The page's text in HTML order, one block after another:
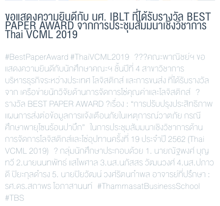
ขอแสดงความยินดีกับ นศ. IBLT ที่ได้รับรางวัล BEST
PAPER AWARD จากการประชุมสัมมนาเชิงวิชาการ
Thai VCML 2019
#BestPaperAward #ThaiVCML2019 ???คณะพาณิชย์ฯ ขอ
แสดงความยินดีกับนักศึกษาคณะฯ ชั้นปีที่ 4 สาขาวิชาการ
บริหารธุรกิจระหว่างประเทศ โลจิสติกส์ และการขนส่ง ที่ได้รับรางวัล
จาก เครือข่ายนักวิจัยด้านการจัดการโซ่คุณค่าและโลจิสติกส์ ?
รางวัล BEST PAPER AWARD ?เรื่อง : “การปรับปรุงประสิทธิภาพ
แผนการส่งต่อข้อมูลการแจ้งเตือนภัยในเหตุการณ์วาตภัย กรณี
ศึกษาพายุโซนร้อนปาบึก” ในการประชุมสัมมนาเชิงวิชาการด้าน
การจัดการโลจิสติกส์และโซ่อุปทานครั้งที่ 19 ประจำปี 2562 (Thai
VCML 2019) ? กลุ่มนักศึกษาประกอบด้วย 1. นายณัฐพงศ์ บุญ
ทวี 2.นายนนทพัทธ์ แสไพศาล 3.นส.นภัสสร วัฒนวงศ์ 4.นส.ปภาว
ดี ปิยะกุลดำรง 5. นายปิยวัฒน์ วงศ์รัตนกำพล อาจารย์ที่ปรึกษา :
รศ.ดร.สถาพร โอภาสานนท์ #ThammasatBusinessSchool
#TBS